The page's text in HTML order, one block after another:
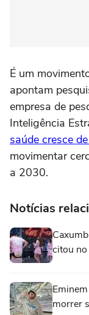
É um
apontam
empresa de
Inteligência
saúde cresce
movimentar
a 2030.
Notícias
citou
morrer